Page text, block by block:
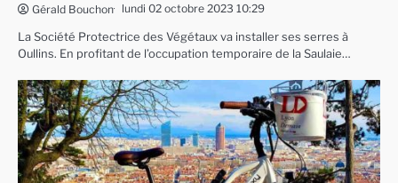
Gérald Bouchon lundi 02 octobre 2023 10:29
La Société Protectrice des Végétaux va installer ses serres à
Oullins. En profitant de l’occupation temporaire de la Saulaie…